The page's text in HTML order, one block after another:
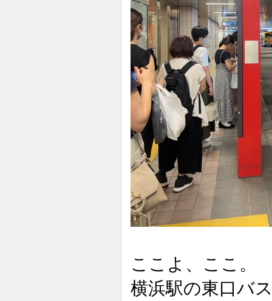
ここよ、ここ。
横浜駅の東口バ